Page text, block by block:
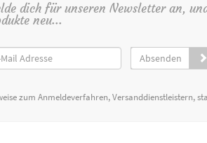
dich für unseren Newsletter an,
neu...
Absenden
zum Anmeldeverfahren, Versanddienstleistern,